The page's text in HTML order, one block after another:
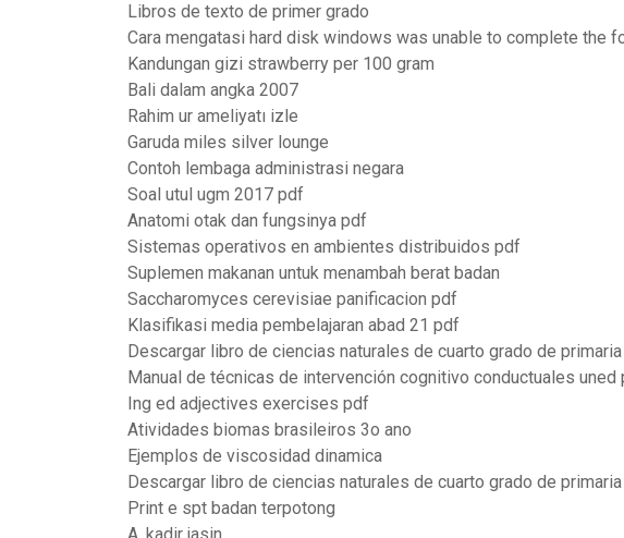
Libros de texto de primer grado
Cara mengatasi hard disk windows was unable to complete the
Kandungan gizi strawberry per 100 gram
Bali dalam angka 2007
Rahim ur ameliyatı izle
Garuda miles silver lounge
Contoh lembaga administrasi negara
Soal utul ugm 2017 pdf
Anatomi otak dan fungsinya pdf
Sistemas operativos en ambientes distribuidos pdf
Suplemen makanan untuk menambah berat badan
Saccharomyces cerevisiae panificacion pdf
Klasifikasi media pembelajaran abad 21 pdf
Descargar libro de ciencias naturales de cuarto grado de primaria
Manual de técnicas de intervención cognitivo conductuales uned
Ing ed adjectives exercises pdf
Atividades biomas brasileiros 3o ano
Ejemplos de viscosidad dinamica
Descargar libro de ciencias naturales de cuarto grado de primaria
Print e spt badan terpotong